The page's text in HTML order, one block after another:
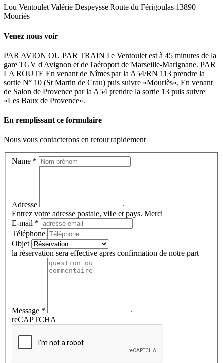
Lou Ventoulet Valérie Despeysse Route du Férigoulas 13890
Mouriès
Venez nous voir
PAR AVION OU PAR TRAIN Le Ventoulet est à 45 minutes de la
gare TGV d'Avignon et de l'aéroport de Marseille-Marignane. PAR
LA ROUTE En venant de Nîmes par la A54/RN 113 prendre la
sortie N° 10 (St Martin de Crau) puis suivre «Mouriès». En venant
de Salon de Provence par la A54 prendre la sortie 13 puis suivre
«Les Baux de Provence».
En remplissant ce formulaire
Nous vous contacterons en retour rapidement
Name *
Adresse
Entrez votre adresse postale, ville et pays. Merci
E-mail *
Téléphone
Objet
la réservation sera effective après confirmation de notre part
Message *
reCAPTCHA